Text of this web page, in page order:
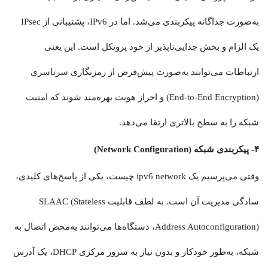
به‌صورت جداگانه پیکربندی می‌شد. اما در IPv6، پشتیبانی از IPsec
یک الزام و بخش جدایی‌ناپذیر از خود پروتکل است. این یعنی
ارتباطات می‌توانند به‌صورت پیش‌فرض از رمزنگاری سرتاسری
(End-to-End Encryption) و احراز هویت بهره‌مند شوند که امنیت
شبکه را به سطح بالاتری ارتقا می‌دهد.
۴- پیکربندی شبکه (Network Configuration)
وقتی می‌پرسیم یک ipv6 network چیست، یکی از پاسخ‌های کلیدی،
سادگی مدیریت آن است. به لطف قابلیت SLAAC (Stateless
Address Autoconfiguration)، دستگاه‌ها می‌توانند به‌محض اتصال به
شبکه، به‌طور خودکار و بدون نیاز به سرور مرکزی DHCP، یک آدرس